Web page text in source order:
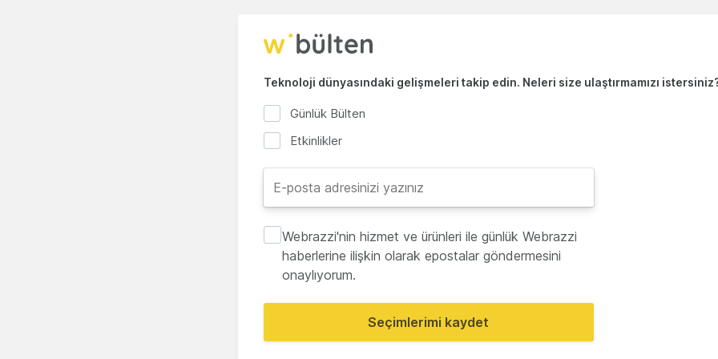
Teknoloji dünyasındaki gelişmeleri takip edin. Neleri size ulaştırmamızı
Günlük Bülten
Etkinlikler
Webrazzi'nin hizmet ve ürünleri ile günlük Webrazzi
haberlerine ilişkin olarak epostalar göndermesini
onaylıyorum.
Seçimlerimi kaydet